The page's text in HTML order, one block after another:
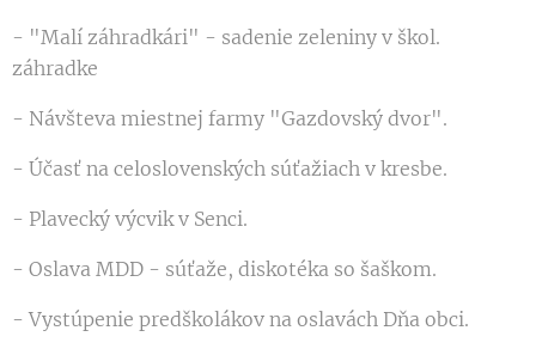
- "Malí záhradkári" - sadenie zeleniny v škol.
záhradke
- Návšteva miestnej farmy "Gazdovský dvor".
- Účasť na celoslovenských súťažiach v kresbe.
- Plavecký výcvik v Senci.
- Oslava MDD - súťaže, diskotéka so šaškom.
- Vystúpenie predškolákov na oslavách Dňa obci.